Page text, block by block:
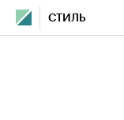
СТИЛЬ